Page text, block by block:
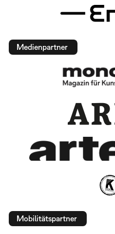
Medienpartner
Mobilitätspartner